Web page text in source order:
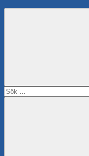
Sök
efter: